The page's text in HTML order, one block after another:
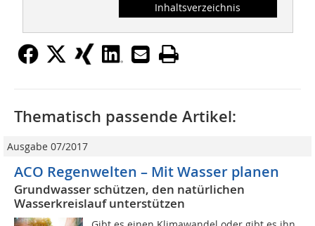
Inhaltsverzeichnis
Thematisch passende Artikel:
Ausgabe 07/2017
ACO Regenwelten – Mit Wasser planen
Grundwasser schützen, den natürlichen
Wasserkreislauf unterstützen